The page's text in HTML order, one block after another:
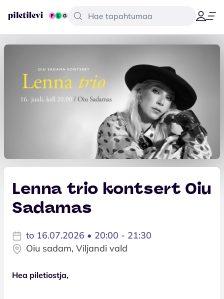
Lenna trio kontsert Oiu
Sadamas
to 16.07.2026 • 20:00 - 21:30
Oiu sadam, Viljandi vald
Hea piletiostja,